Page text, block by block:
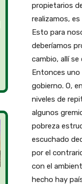
propietarios
realizamos,
Esto para
deberíamos
cambio, allí
Entonces uno
gobierno. O,
niveles de
algunos
pobreza
escuchado
por el
con el
hecho hay